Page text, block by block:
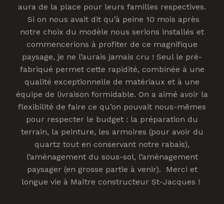
aura de la place pour leurs familles respectives.
Si on nous avait dit qu’à peine 10 mois après
notre choix du modèle nous serions installés et
commencerions à profiter de ce magnifique
paysage, je ne l’aurais jamais cru ! Seul le pré-
fabriqué permet cette rapidité, combinée à une
qualité exceptionnelle de matériaux et à une
équipe de livraison formidable. On a aimé avoir la
flexibilité de faire ce qu’on pouvait nous-mêmes
pour respecter le budget : la préparation du
terrain, la peinture, les armoires (pour avoir du
quartz tout en conservant notre rabais),
l’aménagement du sous-sol, l’aménagement
paysager (en grosse partie à venir). Merci et
longue vie à Maître constructeur St-Jacques !